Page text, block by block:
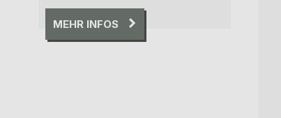
MEHR INFOS